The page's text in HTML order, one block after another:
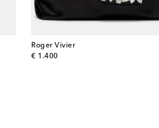
Roger Vivier
€ 1.400
original price